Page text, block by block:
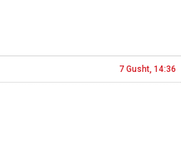
7 Gusht, 14:36